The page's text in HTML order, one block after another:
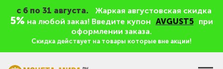
c 6 по 31 августа. Жаркая августовская скидка
5% на любой заказ! Введите купон AVGUST5
при
оформлении заказа.
Скидка действует на товары которые вне акции!